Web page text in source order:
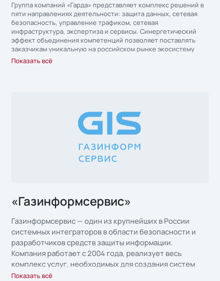
Группа компаний «Гарда» представляет комплекс решений в
пяти направлениях деятельности: защита данных, сетевая
безопасность, управление трафиком, сетевая
инфраструктура, экспертиза и сервисы. Синергетический
эффект объединения компетенций позволяет поставлять
заказчикам уникальную на российском рынке экосистему
безопасности информационных ресурсов: аудит и защита
данных, и построение безопасной сетевой инфраструктуры;
Показать всё
«Газинформсервис»
Газинформсервис — один из крупнейших в России
системных интеграторов в области безопасности и
разработчиков средств защиты информации.
Компания работает с 2004 года, реализует весь
комплекс услуг, необходимых для создания систем
информационной безопасности и комплексов
Показать всё